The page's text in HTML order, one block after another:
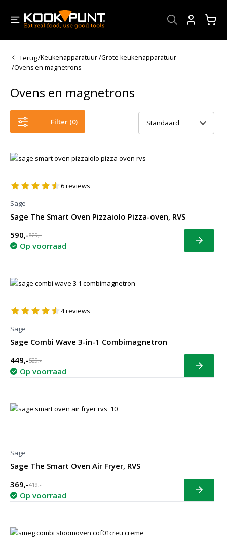
Terug/Keukenapparatuur/Grote keukenapparatuur
/Ovens en magnetrons
Ovens en magnetrons
Filter (0) Standaard
6reviews
Sage
Sage The Smart Oven Pizzaiolo Pizza-oven, RVS
590,-829,-
Op voorraad Bekijk
4reviews
Sage
Sage Combi Wave 3-in-1 Combimagnetron
449,-529,-
Op voorraad Bekijk
Sage
Sage The Smart Oven Air Fryer, RVS
369,-419,-
Op voorraad Bekijk